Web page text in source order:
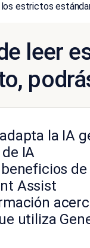
estrictos
leer
la IA
IA
de
Assist
utiliza